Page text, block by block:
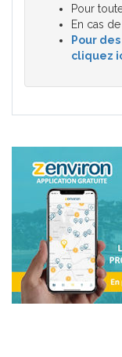
Pour
En cas
Pour
cliquez